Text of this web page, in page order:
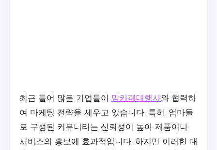
최근 들어 많은 기업들이 맘카페대행사와 협력하
여 마케팅 전략을 세우고 있습니다. 특히, 엄마들
로 구성된 커뮤니티는 신뢰성이 높아 제품이나
서비스의 홍보에 효과적입니다. 하지만 이러한 대